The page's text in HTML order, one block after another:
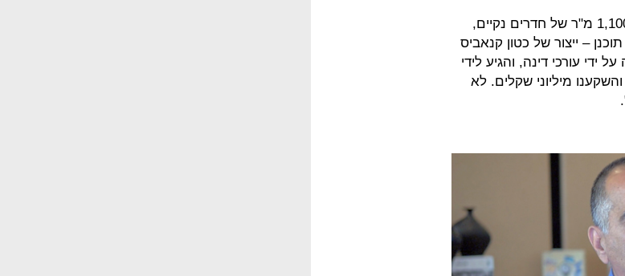
מפעל בזלת, מפעל הקנאביס הגדול בישראל, המכיל 1,100 מ"ר של חדרים נקיים,
– ייצור של כטון קנאביס
עורכי דינה, והגיע לידי
מיליוני שקלים. לא